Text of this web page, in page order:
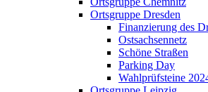
Ortsgruppe Dresden
Finanzierung des
Ostsachsennetz
Schöne Straßen
Parking Day
Wahlprüfsteine